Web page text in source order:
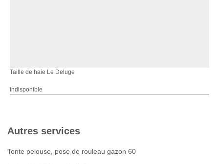
Taille de haie Le Deluge
indisponible
Autres services
Tonte pelouse, pose de rouleau gazon 60